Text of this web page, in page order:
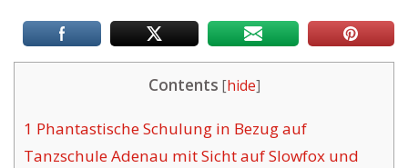
Contents [hide]
1 Phantastische Schulung in Bezug auf
Tanzschule Adenau mit Sicht auf Slowfox und